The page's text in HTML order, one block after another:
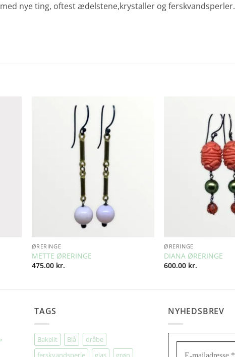
nye ting, oftest ædelstene,krystaller og ferskvandsperler.
ØRERINGE
METTE ØRERINGE
475.00 kr.
ØRERINGE
DIANA ØRERINGE
600.00 kr.
TAGS
Bakelit Blå
dråbe
ferskvandsperle
glas grøn
NYHEDSBREV